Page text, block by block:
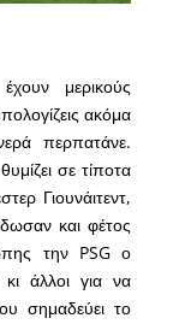
μερικούς
ακόμα
περπατάνε.
σε τίποτα
Γιουνάιτεντ,
και φέτος
την PSG ο
άλλοι για να
σημαδεύει το